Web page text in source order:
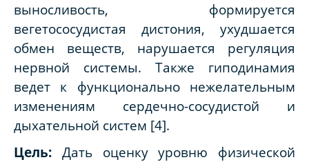
выносливость, формируется
вегетососудистая дистония, ухудшается
обмен веществ, нарушается регуляция
нервной системы. Также гиподинамия
ведет к функционально нежелательным
изменениям сердечно-сосудистой и
дыхательной систем [4].
Цель: Дать оценку уровню физической